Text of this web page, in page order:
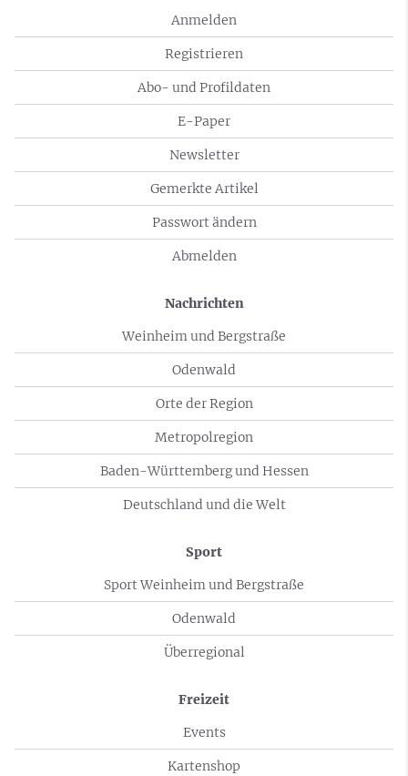
Anmelden
Registrieren
Abo- und Profildaten
E-Paper
Newsletter
Gemerkte Artikel
Passwort ändern
Abmelden
Nachrichten
Weinheim und Bergstraße
Odenwald
Orte der Region
Metropolregion
Baden-Württemberg und Hessen
Deutschland und die Welt
Sport
Sport Weinheim und Bergstraße
Odenwald
Überregional
Freizeit
Events
Kartenshop